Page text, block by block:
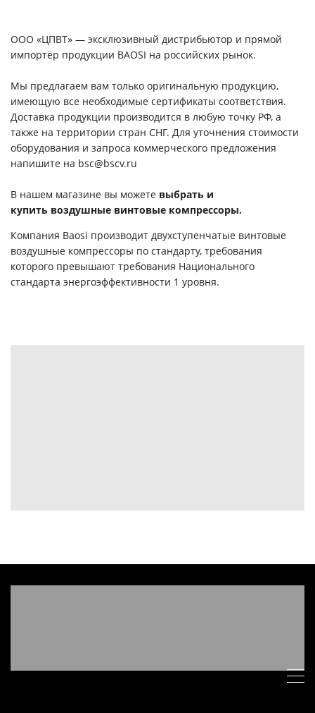
ООО «ЦПВТ» — эксклюзивный дистрибьютор и прямой
импортёр продукции BAOSI на российских рынок.
Мы предлагаем вам только оригинальную продукцию,
имеющую все необходимые сертификаты соответствия.
Доставка продукции производится в любую точку РФ, а
также на территории стран СНГ. Для уточнения стоимости
оборудования и запроса коммерческого предложения
напишите на bsc@bscv.ru
В нашем магазине вы можете выбрать и
купить воздушные винтовые компрессоры.
Компания Baosi производит двухступенчатые винтовые
воздушные компрессоры по стандарту, требования
которого превышают требования Национального
стандарта энергоэффективности 1 уровня.